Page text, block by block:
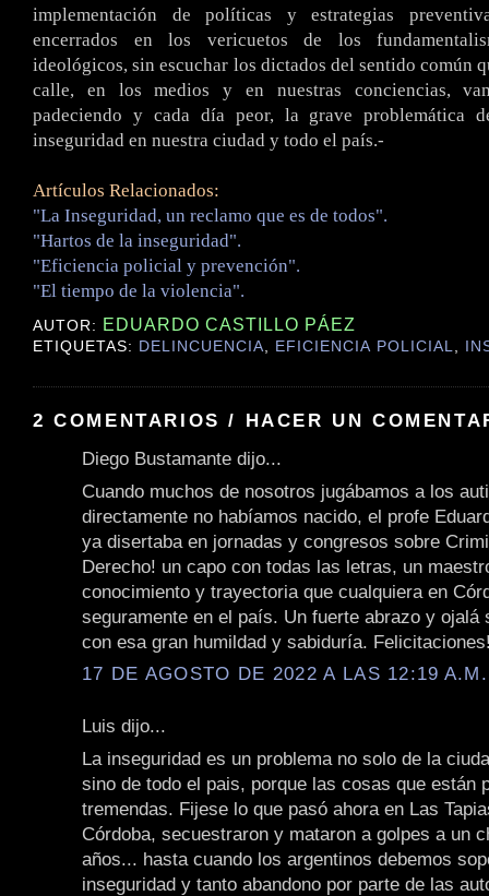
implementación de políticas y estrategias
encerrados en los vericuetos de los
ideológicos, sin escuchar los dictados del sentido común
calle, en los medios y en nuestras conciencias,
padeciendo y cada día peor, la grave problemática
inseguridad en nuestra ciudad y todo el país.-
Artículos Relacionados:
"La Inseguridad, un reclamo que es de todos".
"Hartos de la inseguridad".
"Eficiencia policial y prevención".
"El tiempo de la violencia".
AUTOR: EDUARDO CASTILLO PÁEZ
ETIQUETAS: DELINCUENCIA EFICIENCIA POLICIAL
2 COMENTARIOS / HACER UN
Diego Bustamante dijo...
Cuando muchos de nosotros jugábamos a los
directamente no habíamos nacido, el profe
ya disertaba en jornadas y congresos sobre
Derecho! un capo con todas las letras, un
conocimiento y trayectoria que cualquiera en
seguramente en el país. Un fuerte abrazo y ojalá
con esa gran humildad y sabiduría.
17 DE AGOSTO DE 2022 A LAS 12:19 A.M.
Luis dijo...
La inseguridad es un problema no solo de la
sino de todo el pais, porque las cosas que están
tremendas. Fijese lo que pasó ahora en Las
Córdoba, secuestraron y mataron a golpes a un
años... hasta cuando los argentinos debemos
inseguridad y tanto abandono por parte de las